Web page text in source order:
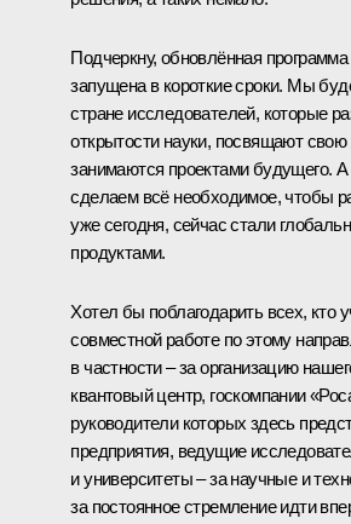
Подчеркну, обновлённая
запущена в короткие сроки. Мы
стране исследователей, которые
открытости науки, посвящают свою
занимаются проектами будущего.
сделаем всё необходимое, чтобы
уже сегодня, сейчас стали
продуктами.
Хотел бы поблагодарить всех, кто
совместной работе по этому
в частности – за организацию
квантовый центр, госкомпании
руководители которых здесь
предприятия, ведущие
и университеты – за научные и
за постоянное стремление идти